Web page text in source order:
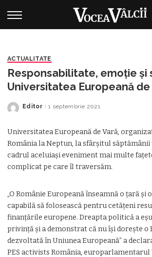
ACTUALITATE
Responsabilitate, emoție și
Universitatea Europeană de
organizată de PES activists
Posted
Editor 1 septembrie 2021
Universitatea Europeană de Vară,
România la Neptun, la sfârșitul săptămânii
cadrul aceluiași eveniment mai multe
complicat pe care îl traversăm.
„O Românie Europeană înseamnă o țară și
capabilă să folosească pentru cetățeni
finanțările europene. Dreapta politică a
privință și a demonstrat că nu își dorește o
dezvoltată în Uniunea Europeană” a
PES activists România,